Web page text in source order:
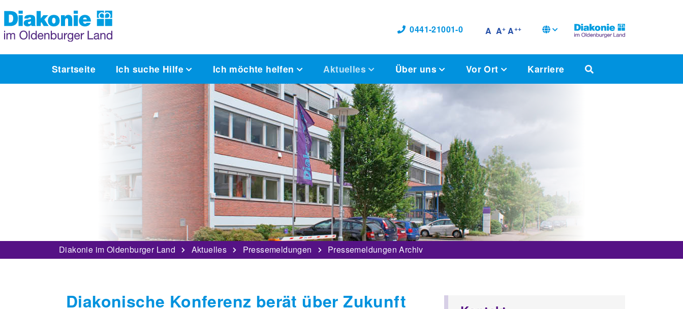
0441-21001-0 A A+ A++
Startseite Ich suche Hilfe Ich möchte helfen Aktuelles Über uns Vor Ort Karriere
Diakonie im Oldenburger Land Aktuelles Pressemeldungen Pressemeldungen Archiv
Diakonische Konferenz berät über Zukunft